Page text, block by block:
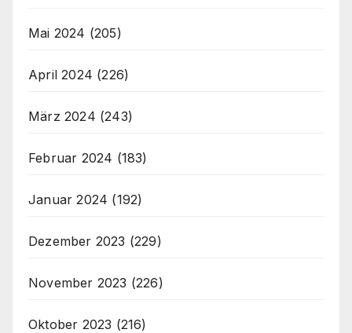
Mai 2024 (205)
April 2024 (226)
März 2024 (243)
Februar 2024 (183)
Januar 2024 (192)
Dezember 2023 (229)
November 2023 (226)
Oktober 2023 (216)